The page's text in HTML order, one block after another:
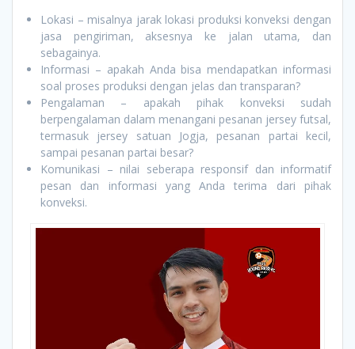
Lokasi – misalnya jarak lokasi produksi konveksi dengan
jasa pengiriman, aksesnya ke jalan utama, dan
sebagainya.
Informasi – apakah Anda bisa mendapatkan informasi
soal proses produksi dengan jelas dan transparan?
Pengalaman – apakah pihak konveksi sudah
berpengalaman dalam menangani pesanan jersey futsal,
termasuk jersey satuan Jogja, pesanan partai kecil,
sampai pesanan partai besar?
Komunikasi – nilai seberapa responsif dan informatif
pesan dan informasi yang Anda terima dari pihak
konveksi.